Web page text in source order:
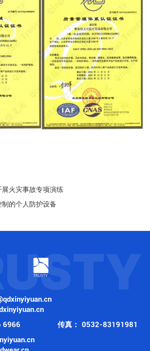
火灾事故专项演练
制的个人防护设备
6966 传真：
0532-83191981